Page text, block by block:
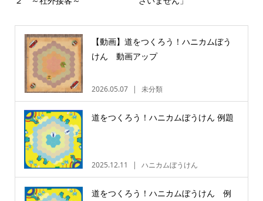
【動画】道をつくろう！ハニカムぼう
けん 動画アップ
2026.05.07 未分類
道をつくろう！ハニカムぼうけん 例題
2025.12.11 ハニカムぼうけん
道をつくろう！ハニカムぼうけん 例